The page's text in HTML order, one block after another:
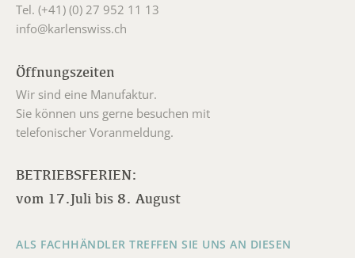
Tel. (+41) (0) 27 952 11 13
info@karlenswiss.ch
Öffnungszeiten
Wir sind eine Manufaktur.
Sie können uns gerne besuchen mit
telefonischer Voranmeldung.
BETRIEBSFERIEN:
vom 17.Juli bis 8. August
ALS FACHHÄNDLER TREFFEN SIE UNS AN DIESEN